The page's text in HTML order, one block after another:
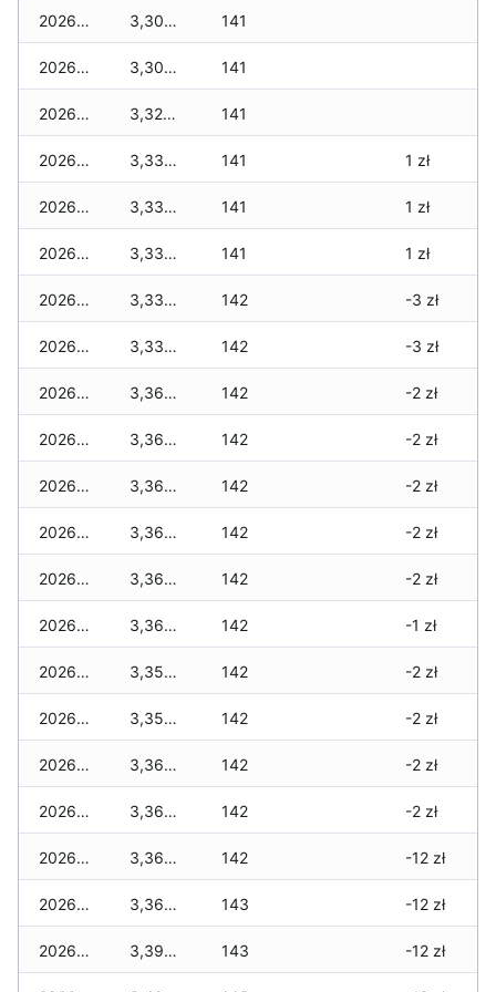
2026-07-27 3,300 zł 141
2026-07-26 3,300 zł 141
2026-07-24 3,320 zł 141
2026-07-23 3,330 zł 141 1 zł
2026-07-22 3,330 zł 141 1 zł
2026-07-21 3,330 zł 141 1 zł
2026-07-20 3,330 zł 142 -3 zł
2026-07-18 3,330 zł 142 -3 zł
2026-07-17 3,360 zł 142 -2 zł
2026-07-16 3,360 zł 142 -2 zł
2026-07-15 3,360 zł 142 -2 zł
2026-07-14 3,360 zł 142 -2 zł
2026-07-13 3,360 zł 142 -2 zł
2026-07-12 3,360 zł 142 -1 zł
2026-07-11 3,350 zł 142 -2 zł
2026-07-10 3,350 zł 142 -2 zł
2026-07-09 3,360 zł 142 -2 zł
2026-07-08 3,360 zł 142 -2 zł
2026-07-07 3,360 zł 142 -12 zł
2026-07-06 3,360 zł 143 -12 zł
2026-07-05 3,390 zł 143 -12 zł